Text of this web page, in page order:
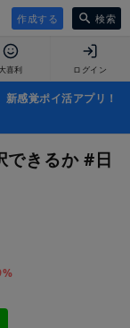
作成する 検索
喜利 ログイン
感覚ポイ活アプリ！
できるか #日